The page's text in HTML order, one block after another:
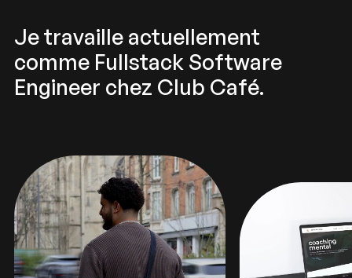
Moietmonexpertise
Je travaille actuellement
comme Fullstack Software
Engineer chez Club Café.